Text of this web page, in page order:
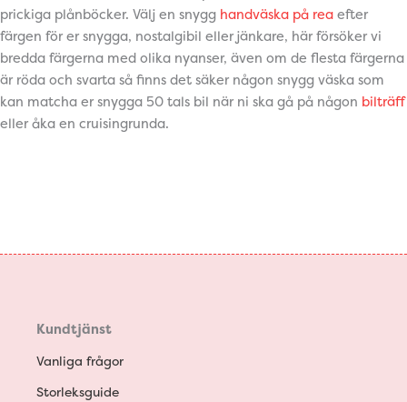
prickiga plånböcker. Välj en snygg handväska på rea efter
färgen för er snygga, nostalgibil eller jänkare, här försöker vi
bredda färgerna med olika nyanser, även om de flesta färgerna
är röda och svarta så finns det säker någon snygg väska som
kan matcha er snygga 50 tals bil när ni ska gå på någon bilträff
eller åka en cruisingrunda.
Kundtjänst
Vanliga frågor
Storleksguide